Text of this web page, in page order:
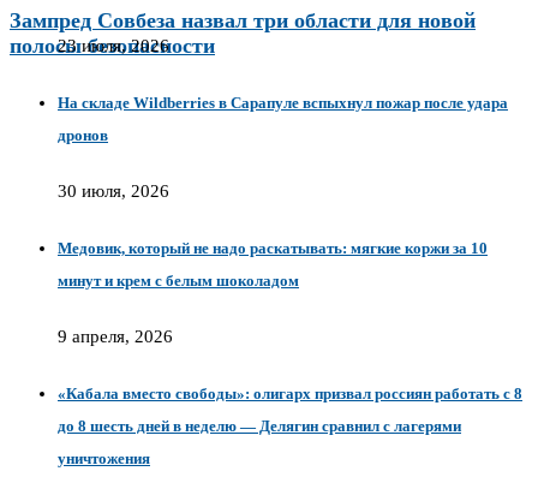
Зампред Совбеза назвал три области для новой
полосы безопасности
23 июля, 2026
На складе Wildberries в Сарапуле вспыхнул пожар после удара
дронов
30 июля, 2026
Медовик, который не надо раскатывать: мягкие коржи за 10
минут и крем с белым шоколадом
9 апреля, 2026
«Кабала вместо свободы»: олигарх призвал россиян работать с 8
до 8 шесть дней в неделю — Делягин сравнил с лагерями
уничтожения